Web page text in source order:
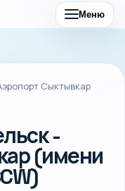
Меню
Сыктывкар
-
(имени